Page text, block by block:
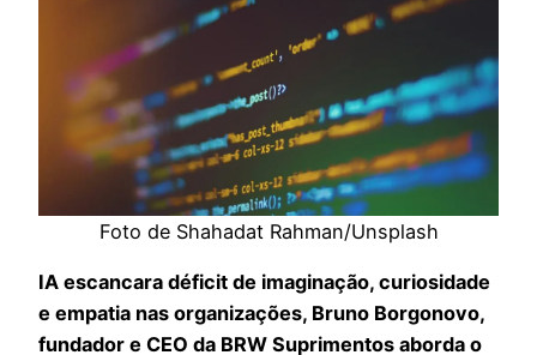
Foto de Shahadat Rahman/Unsplash
IA escancara déficit de imaginação, curiosidade
e empatia nas organizações, Bruno Borgonovo,
fundador e CEO da BRW Suprimentos aborda o